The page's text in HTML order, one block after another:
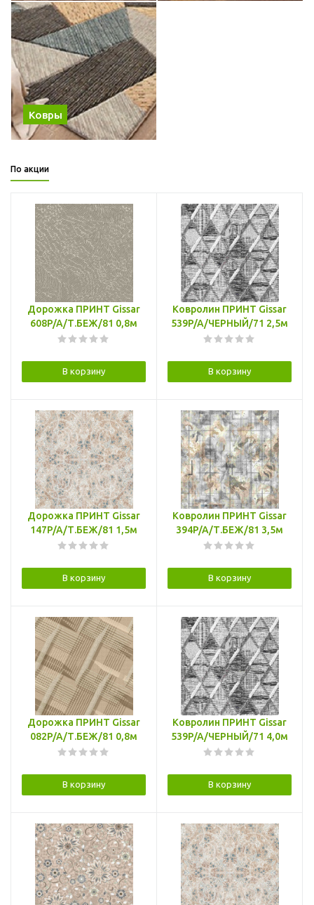
Ковры
По акции
Дорожка ПРИНТ Gissar
608P/A/Т.БЕЖ/81 0,8м
В корзину
Ковролин ПРИНТ Gissar
539P/A/ЧЕРНЫЙ/71 2,5м
В корзину
Дорожка ПРИНТ Gissar
147P/A/Т.БЕЖ/81 1,5м
В корзину
Ковролин ПРИНТ Gissar
394P/A/Т.БЕЖ/81 3,5м
В корзину
Дорожка ПРИНТ Gissar
082P/A/Т.БЕЖ/81 0,8м
В корзину
Ковролин ПРИНТ Gissar
539P/A/ЧЕРНЫЙ/71 4,0м
В корзину